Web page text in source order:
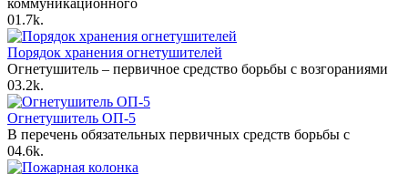
коммуникационного
01.7k.
Порядок хранения огнетушителей
Огнетушитель – первичное средство борьбы с возгораниями
03.2k.
Огнетушитель ОП-5
В перечень обязательных первичных средств борьбы с
04.6k.